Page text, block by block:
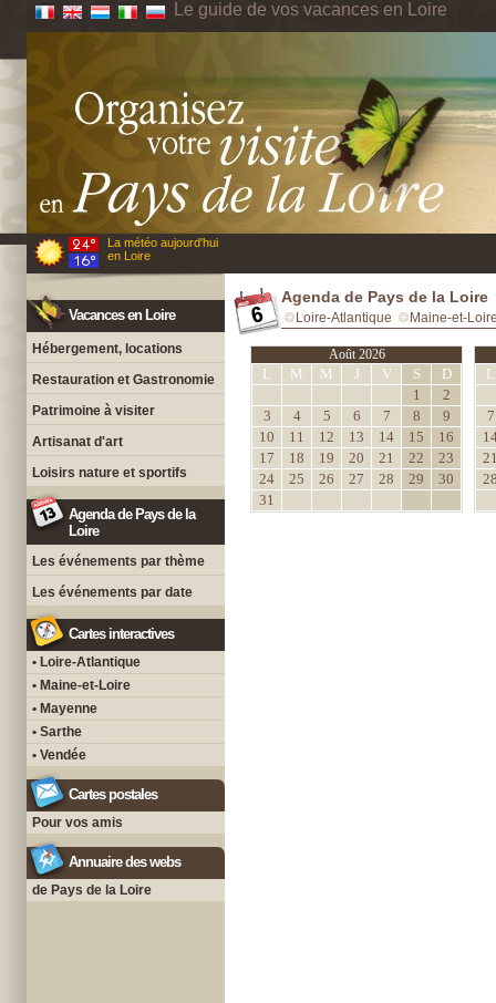
Le guide de vos vacances en Loire
La météo aujourd'hui
en Loire
Vacances en Loire
Hébergement, locations
Restauration et Gastronomie
Patrimoine à visiter
Artisanat d'art
Loisirs nature et sportifs
Agenda de Pays de la
Loire
Les événements par thème
Les événements par date
Cartes interactives
• Loire-Atlantique
• Maine-et-Loire
• Mayenne
• Sarthe
• Vendée
Cartes postales
Pour vos amis
Annuaire des webs
de Pays de la Loire
Agenda de Pays de la Loire
Loire-Atlantique Maine-et-
Août 2026
L M M J V S
D
1
2
3
4 5 6 7 8
9
10
11 12 13 14 15
16
17
18 19 20 21 22
23
24
25 26 27 28 29
30
31
L
7